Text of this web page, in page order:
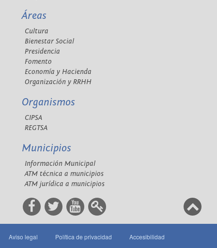
Áreas
Cultura
Bienestar Social
Presidencia
Fomento
Economía y Hacienda
Organización y RRHH
Organismos
CIPSA
REGTSA
Municipios
Información Municipal
ATM técnica a municipios
ATM jurídica a municipios
Aviso legal Política de privacidad Accesibilidad